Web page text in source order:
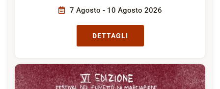
7 Agosto - 10 Agosto 2026
DETTAGLI